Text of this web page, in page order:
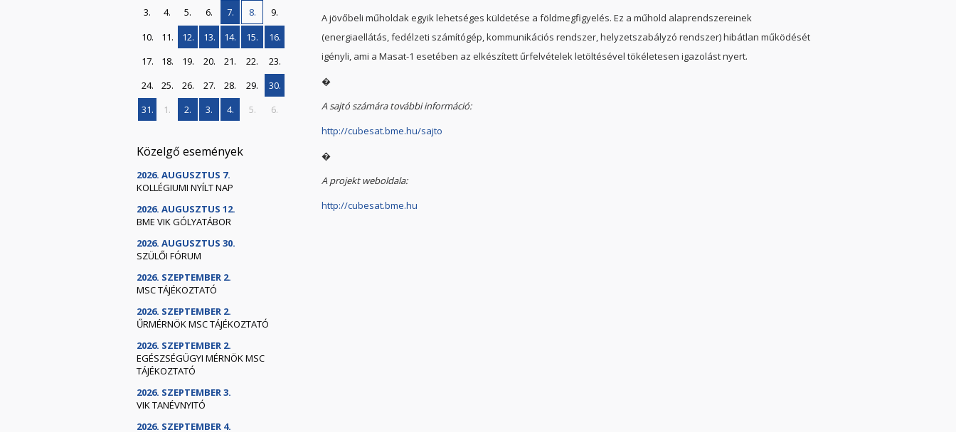
3.
4. 5. 6. 7. 8.
9.
10.
11. 12. 13. 14. 15.
16.
17.
18. 19. 20. 21. 22.
23.
24.
25. 26. 27. 28. 29.
30.
31.
1. 2. 3. 4. 5. 6.
Közelgő események
2026. AUGUSZTUS 7.
KOLLÉGIUMI NYÍLT NAP
2026. AUGUSZTUS 12.
BME VIK GÓLYATÁBOR
2026. AUGUSZTUS 30.
SZÜLŐI FÓRUM
2026. SZEPTEMBER 2.
MSC TÁJÉKOZTATÓ
2026. SZEPTEMBER 2.
ŰRMÉRNÖK MSC TÁJÉKOZTATÓ
2026. SZEPTEMBER 2.
EGÉSZSÉGÜGYI MÉRNÖK MSC
TÁJÉKOZTATÓ
2026. SZEPTEMBER 3.
VIK TANÉVNYITÓ
2026. SZEPTEMBER 4.
A jövőbeli műholdak egyik lehetséges küldetése a földmegfigyelés. Ez a műhold alaprendszereinek
(energiaellátás, fedélzeti számítógép, kommunikációs rendszer, helyzetszabályzó rendszer) hibátlan működését
igényli, ami a Masat-1 esetében az elkészített űrfelvételek letöltésével tökéletesen igazolást nyert.
�
A sajtó számára további információ:
http://cubesat.bme.hu/sajto
�
A projekt weboldala:
http://cubesat.bme.hu